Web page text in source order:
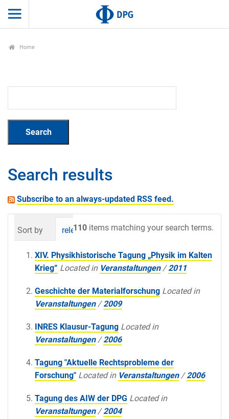
Home
Search results
Subscribe to an always-updated RSS feed.
110 items matching your search terms.
Sort by relevance date (newest first)
XIV. Physikhistorische Tagung „Physik im Kalten
Krieg“ Located in Veranstaltungen /2011
Geschichte der Materialforschung Located in
Veranstaltungen /2009
INRES Klausur-Tagung Located in
Veranstaltungen /2006
Tagung "Aktuelle Rechtsprobleme der
Forschung" Located in Veranstaltungen /2006
Tagung des AIW der DPG Located in
Veranstaltungen /2004